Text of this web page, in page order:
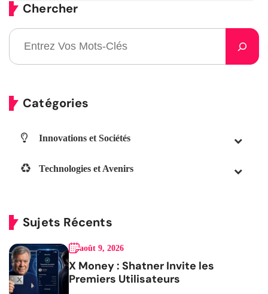
Chercher
Catégories
Innovations et Sociétés
Technologies et Avenirs
Sujets Récents
août 9, 2026
X Money : Shatner Invite les
Premiers Utilisateurs